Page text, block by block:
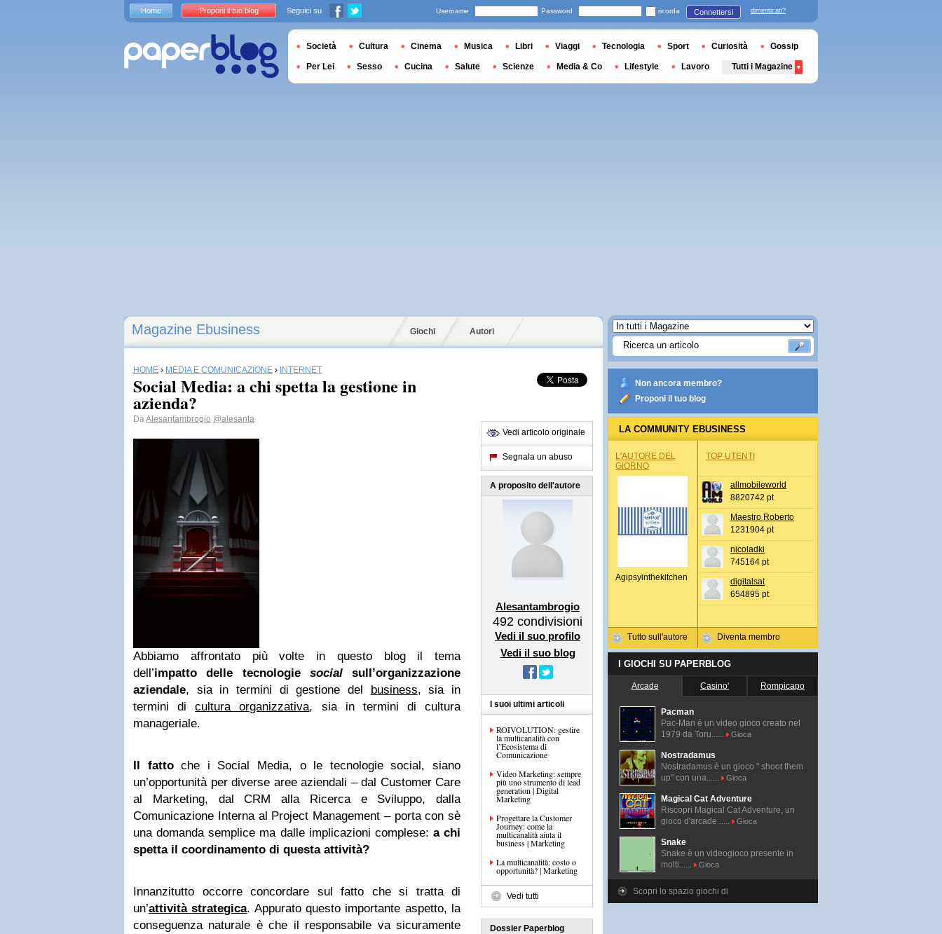
Magazine Ebusiness Giochi Autori
HOME › MEDIA E COMUNICAZIONE › INTERNET
Social Media: a chi spetta la gestione in
azienda?
DaAlesantambrogio @alesanta
Abbiamo affrontato più volte in questo blog il tema
dell’impatto delle tecnologie socialsull’organizzazione
aziendale, sia in termini di gestione del business, sia in
termini dicultura organizzativa, sia in termini di cultura
manageriale.
Il fattoche i Social Media, o le tecnologie social, siano
un’opportunità per diverse aree aziendali – dal Customer Care
al Marketing, dal CRM alla Ricerca e Sviluppo, dalla
Comunicazione Interna al Project Management – porta con sè
una domanda semplice ma dalle implicazioni complese: a chi
spetta il coordinamento di questa attività?
Innanzitutto occorre concordare sul fatto che si tratta di
un’attività strategica. Appurato questo importante aspetto, la
conseguenza naturale è che il responsabile va sicuramente
Vedi articolo originale
Segnala un abuso
A proposito dell'autore
Alesantambrogio
492 condivisioni
Vedi il suo profilo
Vedi il suo blog
I suoi ultimi articoli
ROIVOLUTION: gestire
la multicanalità con
l’Ecosistema di
Comunicazione
Video Marketing: sempre
più uno strumento di lead
generation | Digital
Marketing
Progettare la Customer
Journey: come la
multicanalità aiuta il
business | Marketing
La multicanalità: costo o
opportunità? | Marketing
Vedi tutti
Dossier Paperblog
Non ancora membro?
Proponi il tuo blog
LA COMMUNITY EBUSINESS
L'AUTORE DEL
GIORNO
Agipsyinthekitchen
Tutto sull'autore
TOP UTENTI
allmobileworld
8820742 pt
Maestro Roberto
1231904 pt
nicoladki
745164 pt
digitalsat
654895 pt
Diventa membro
I GIOCHI SU PAPERBLOG
Arcade Casino' Rompicapo
Pacman
Pac-Man é un video gioco creato nel
1979 da Toru......
Gioca
Nostradamus
Nostradamus è un gioco " shoot them
up" con una......
Gioca
Magical Cat Adventure
Riscopri Magical Cat Adventure, un
gioco d'arcade......
Gioca
Snake
Snake è un videogioco presente in
molti......
Gioca
Scopri lo spazio giochi di
Home Proponi il tuo blog Seguici su Username Password ricorda Connettersi dimenticati?
Società Cultura Cinema Musica Libri Viaggi Tecnologia Sport Curiosità Gossip
Per Lei Sesso Cucina Salute Scienze Media & Co Lifestyle Lavoro Tutti i Magazine